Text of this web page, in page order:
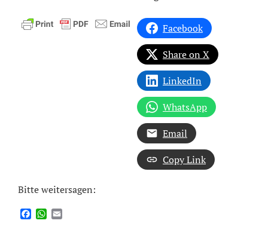
Facebook
Share on X
LinkedIn
WhatsApp
Email
Copy Link
Bitte weitersagen:
FacebookWhatsApp